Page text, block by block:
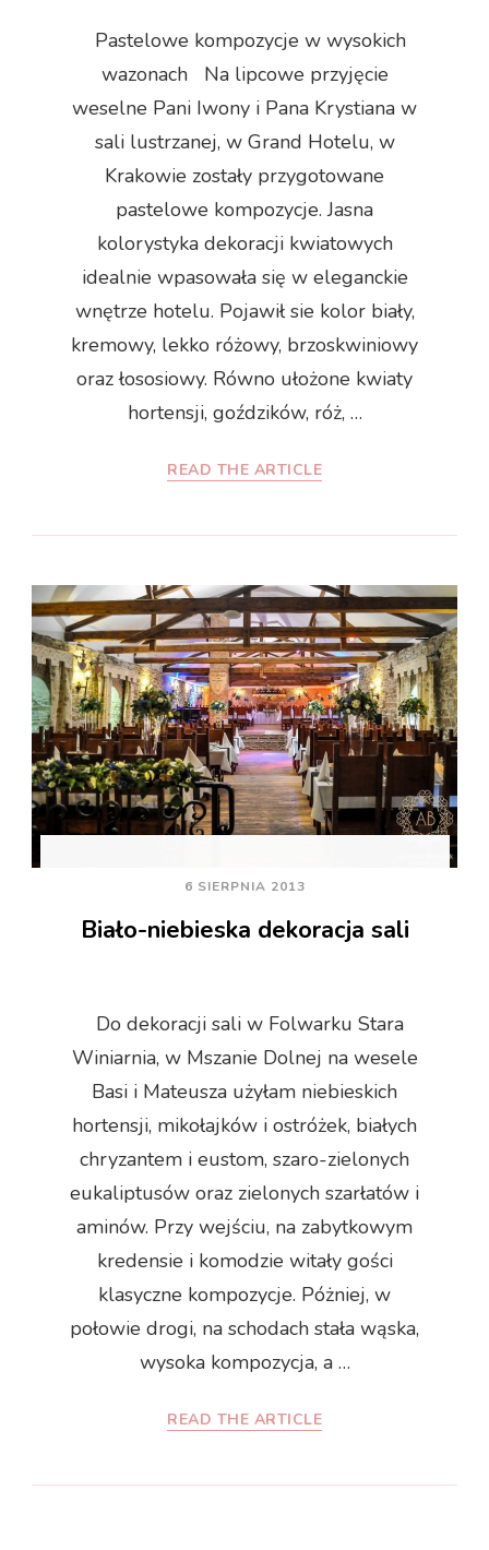
Pastelowe kompozycje w wysokich
wazonach Na lipcowe przyjęcie
weselne Pani Iwony i Pana Krystiana w
sali lustrzanej, w Grand Hotelu, w
Krakowie zostały przygotowane
pastelowe kompozycje. Jasna
kolorystyka dekoracji kwiatowych
idealnie wpasowała się w eleganckie
wnętrze hotelu. Pojawił sie kolor biały,
kremowy, lekko różowy, brzoskwiniowy
oraz łososiowy. Równo ułożone kwiaty
hortensji, goździków, róż, …
READ THE ARTICLE
6 SIERPNIA 2013
Biało-niebieska dekoracja sali
Do dekoracji sali w Folwarku Stara
Winiarnia, w Mszanie Dolnej na wesele
Basi i Mateusza użyłam niebieskich
hortensji, mikołajków i ostróżek, białych
chryzantem i eustom, szaro-zielonych
eukaliptusów oraz zielonych szarłatów i
aminów. Przy wejściu, na zabytkowym
kredensie i komodzie witały gości
klasyczne kompozycje. Póżniej, w
połowie drogi, na schodach stała wąska,
wysoka kompozycja, a …
READ THE ARTICLE